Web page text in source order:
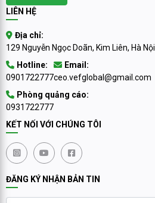
LIÊN HỆ
Địa chỉ:
129 Nguyễn Ngọc Doãn, Kim Liên, Hà Nội
Hotline:
0901722777
Email:
ceo.vefglobal@gmail.com
Phòng quảng cáo:
0931722777
KẾT NỐI VỚI CHÚNG TÔI
ĐĂNG KÝ NHẬN BẢN TIN